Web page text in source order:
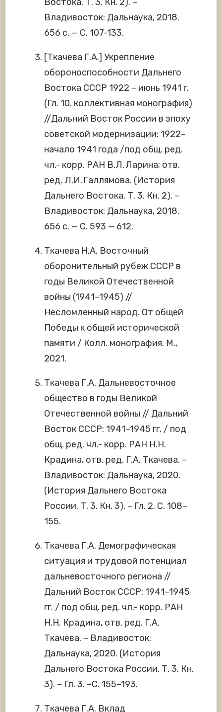
Владивосток: Дальнаука, 2018.
656 с. — С. 107-133.
[Ткачева Г.А.] Укрепление
обороноспособности Дальнего
Востока СССР 1922 – июнь 1941 г.
(Гл. 10. коллективная монография)
//Дальний Восток России в эпоху
советской модернизации: 1922–
начало 1941 года /под общ. ред.
чл.- корр. РАН В.Л. Ларина; отв.
ред. Л.И. Галлямова. (История
Дальнего Востока. Т. 3. Кн. 2). –
Владивосток: Дальнаука, 2018.
656 с. — С. 593 — 612.
Ткачева Н.А. Восточный
оборонительный рубеж СССР в
годы Великой Отечественной
войны (1941–1945) //
Несломленный народ. Oт общей
Победы к общей исторической
памяти / Колл. монография. М.,
2021.
Ткачева Г.А. Дальневосточное
общество в годы Великой
Отечественной войны // Дальний
Восток СССР: 1941–1945 гг. / под
общ. ред. чл.- корр. РАН Н.Н.
Крадина, отв. ред. Г.А. Ткачева. –
Владивосток: Дальнаука, 2020.
(История Дальнего Востока
России. Т. 3. Кн. 3). – Гл. 2. С. 108–
155.
Ткачева Г.А. Демографическая
ситуация и трудовой потенциал
дальневосточного региона //
Дальний Восток СССР: 1941–1945
гг. / под общ. ред. чл.- корр. РАН
Н.Н. Крадина, отв. ред. Г.А.
Ткачева. – Владивосток:
Дальнаука, 2020. (История
Дальнего Востока России. Т. 3. Кн.
3). – Гл. 3. –С. 155–193.
Ткачева Г.А. Вклад